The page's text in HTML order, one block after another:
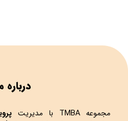
درباره
مجموعهTMBA با مدیریت